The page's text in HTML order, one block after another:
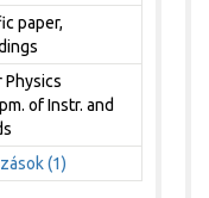
paper,
Physics
of Instr. and
(1)